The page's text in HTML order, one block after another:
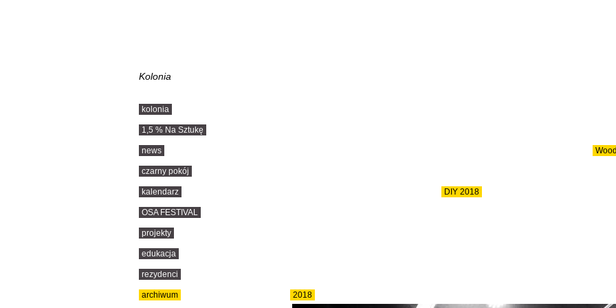
Kolonia
kolonia
1,5 % Na Sztukę
news
czarny pokój
kalendarz
OSA FESTIVAL
projekty
edukacja
rezydenci
archiwum 2018
DIY 2018